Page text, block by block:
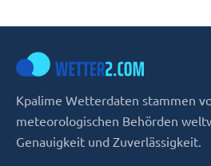
Kpalime Wetterdaten stammen
meteorologischen Behörden
Genauigkeit und Zuverlässigkeit.